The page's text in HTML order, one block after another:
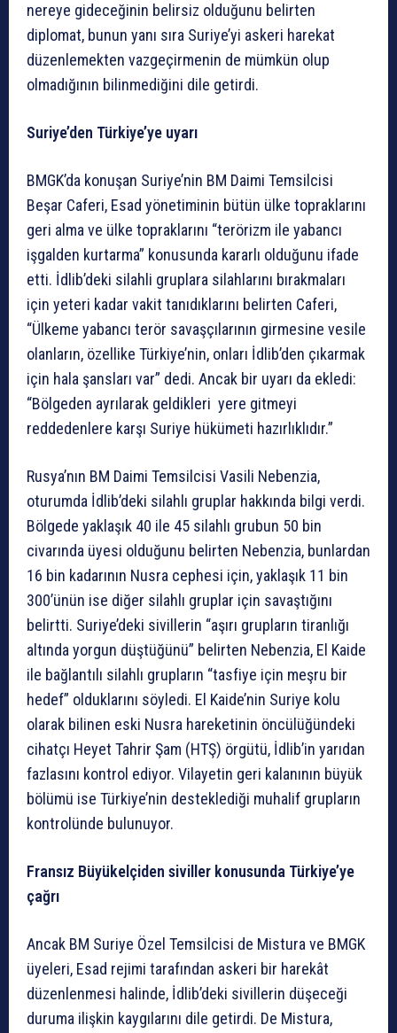
nereye gideceğinin belirsiz olduğunu belirten
diplomat, bunun yanı sıra Suriye’yi askeri harekat
düzenlemekten vazgeçirmenin de mümkün olup
olmadığının bilinmediğini dile getirdi.
Suriye’den Türkiye’ye uyarı
BMGK’da konuşan Suriye’nin BM Daimi Temsilcisi
Beşar Caferi, Esad yönetiminin bütün ülke topraklarını
geri alma ve ülke topraklarını “terörizm ile yabancı
işgalden kurtarma” konusunda kararlı olduğunu ifade
etti. İdlib’deki silahli gruplara silahlarını bırakmaları
için yeteri kadar vakit tanıdıklarını belirten Caferi,
“Ülkeme yabancı terör savaşçılarının girmesine vesile
olanların, özellike Türkiye’nin, onları İdlib’den çıkarmak
için hala şansları var” dedi. Ancak bir uyarı da ekledi:
“Bölgeden ayrılarak geldikleri yere gitmeyi
reddedenlere karşı Suriye hükümeti hazırlıklıdır.”
Rusya’nın BM Daimi Temsilcisi Vasili Nebenzia,
oturumda İdlib’deki silahlı gruplar hakkında bilgi verdi.
Bölgede yaklaşık 40 ile 45 silahlı grubun 50 bin
civarında üyesi olduğunu belirten Nebenzia, bunlardan
16 bin kadarının Nusra cephesi için, yaklaşık 11 bin
300’ünün ise diğer silahlı gruplar için savaştığını
belirtti. Suriye’deki sivillerin “aşırı grupların tiranlığı
altında yorgun düştüğünü” belirten Nebenzia, El Kaide
ile bağlantılı silahlı grupların “tasfiye için meşru bir
hedef” olduklarını söyledi. El Kaide’nin Suriye kolu
olarak bilinen eski Nusra hareketinin öncülüğündeki
cihatçı Heyet Tahrir Şam (HTŞ) örgütü, İdlib’in yarıdan
fazlasını kontrol ediyor. Vilayetin geri kalanının büyük
bölümü ise Türkiye’nin desteklediği muhalif grupların
kontrolünde bulunuyor.
Fransız Büyükelçiden siviller konusunda Türkiye’ye
çağrı
Ancak BM Suriye Özel Temsilcisi de Mistura ve BMGK
üyeleri, Esad rejimi tarafından askeri bir harekât
düzenlenmesi halinde, İdlib’deki sivillerin düşeceği
duruma ilişkin kaygılarını dile getirdi. De Mistura,